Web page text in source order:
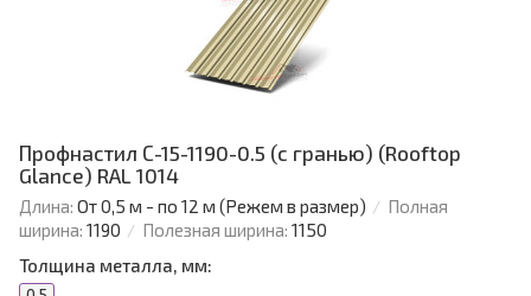
Профнастил С-15-1190-0.5 (с гранью) (Rooftop
Glance) RAL 1014
Длина: От 0,5 м - по 12 м (Режем в размер)
Полная
ширина: 1190 Полезная ширина: 1150
Толщина металла, мм: